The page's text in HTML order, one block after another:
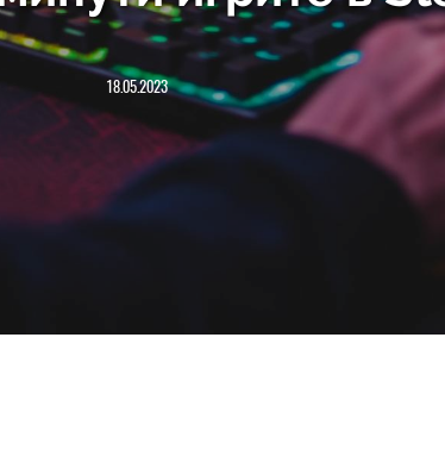
18.05.2023